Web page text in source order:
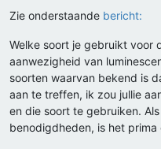
Zie onderstaande bericht:
Welke soort je gebruikt voor
aanwezigheid van
soorten waarvan bekend is
aan te treffen, ik zou jullie
en die soort te gebruiken.
benodigdheden, is het